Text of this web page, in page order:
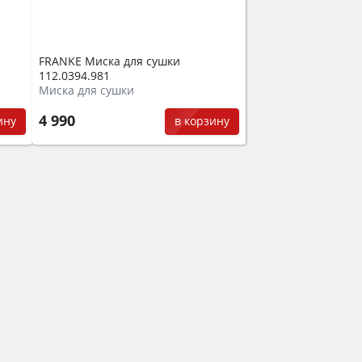
FRANKE Миска для сушки
112.0394.981
Миска для сушки
4 990 в корзину